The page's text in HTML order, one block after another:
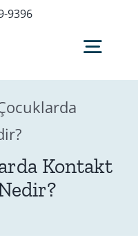
9396
Kontakt